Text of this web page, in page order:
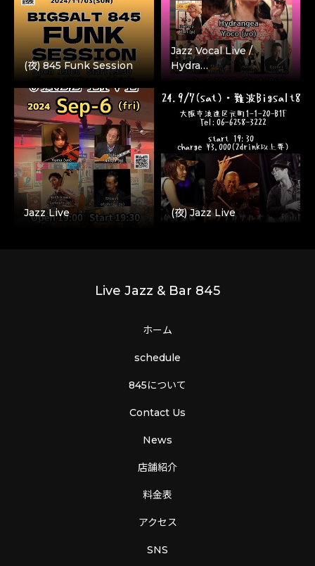
(夜) 845 Funk Session
Jazz Vocal Live /
Hydra…
Jazz Live (夜) Jazz Live
Live Jazz & Bar 845
ホーム
schedule
845について
Contact Us
News
店舗紹介
料金表
アクセス
SNS